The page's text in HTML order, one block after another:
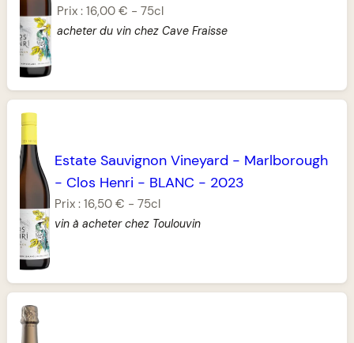
Prix :16,00 € -75cl
acheter du vin chez Cave Fraisse
Estate Sauvignon Vineyard - Marlborough
- Clos Henri - BLANC - 2023
Prix : 16,50 € - 75cl
vin à acheter chez Toulouvin